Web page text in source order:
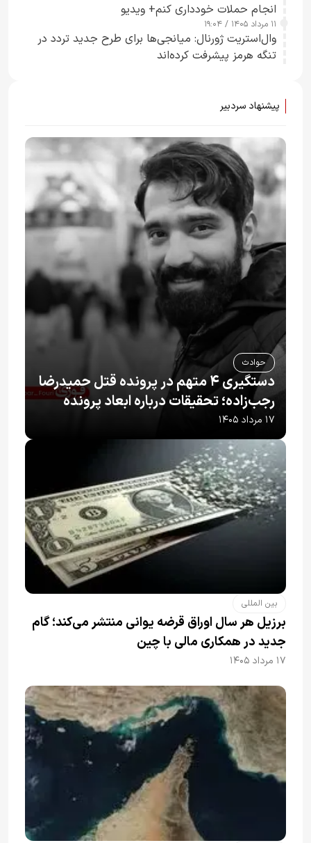
انجام حملات خودداری کنم+ ویدیو
۱۱ مرداد ۱۴۰۵ / ۱۹:۰۴
وال‌استریت ژورنال: میانجی‌ها برای طرح جدید تردد در
تنگه هرمز پیشرفت کرده‌اند
پیشنهاد سردبیر
حوادث
دستگیری ۴ متهم در پرونده قتل حمیدرضا
رجب‌زاده؛ تحقیقات درباره ابعاد پرونده
ادامه دارد
۱۷ مرداد ۱۴۰۵
بین المللی
برزیل هر سال اوراق قرضه یوانی منتشر می‌کند؛ گام
جدید در همکاری مالی با چین
۱۷ مرداد ۱۴۰۵